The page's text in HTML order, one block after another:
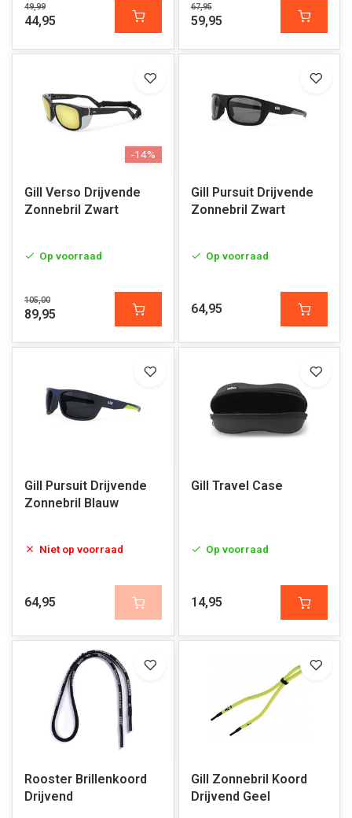
49,99
44,95
67,95
59,95
-14%
Gill Verso Drijvende
Zonnebril Zwart
Op voorraad
105,00
89,95
Gill Pursuit Drijvende
Zonnebril Zwart
Op voorraad
64,95
Gill Pursuit Drijvende
Zonnebril Blauw
Niet op voorraad
64,95
Gill Travel Case
Op voorraad
14,95
Rooster Brillenkoord
Drijvend
Gill Zonnebril Koord
Drijvend Geel